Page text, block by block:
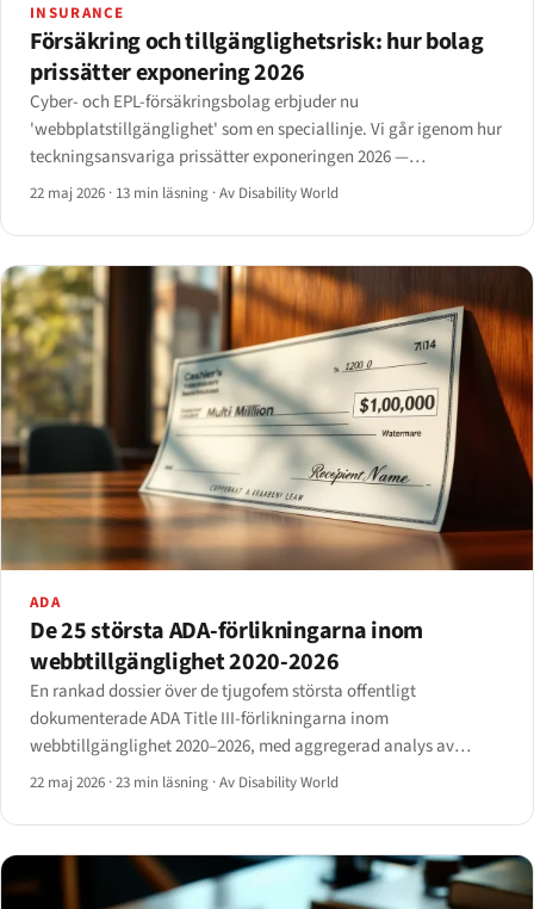
INSURANCE
Försäkring och tillgänglighetsrisk: hur bolag
prissätter exponering 2026
Cyber- och EPL-försäkringsbolag erbjuder nu
'webbplatstillgänglighet' som en speciallinje. Vi går igenom hur
teckningsansvariga prissätter exponeringen 2026 —
frågeformulär, revisionsvillkor, undantag, premiespann och de
22 maj 2026 · 13 min läsning ·Av Disability World
ADA
De 25 största ADA-förlikningarna inom
webbtillgänglighet 2020-2026
En rankad dossier över de tjugofem största offentligt
dokumenterade ADA Title III-förlikningarna inom
webbtillgänglighet 2020–2026, med aggregerad analys av
branschkoncentration.
22 maj 2026 ·23 min läsning ·Av Disability World